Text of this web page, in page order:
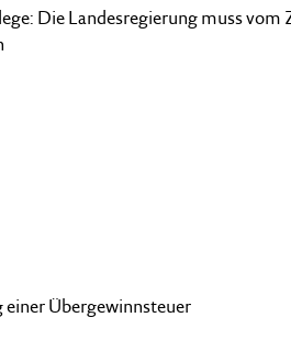
Die Landesregierung muss vom
Übergewinnsteuer